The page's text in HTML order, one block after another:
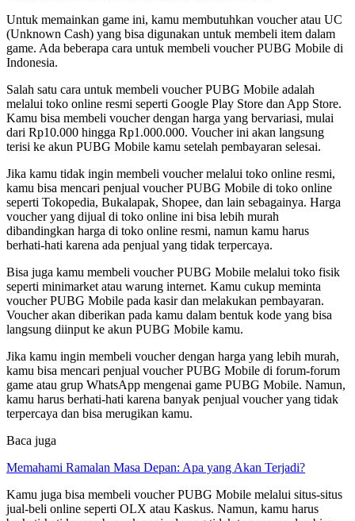
Untuk memainkan game ini, kamu membutuhkan voucher atau UC
(Unknown Cash) yang bisa digunakan untuk membeli item dalam
game. Ada beberapa cara untuk membeli voucher PUBG Mobile di
Indonesia.
Salah satu cara untuk membeli voucher PUBG Mobile adalah
melalui toko online resmi seperti Google Play Store dan App Store.
Kamu bisa membeli voucher dengan harga yang bervariasi, mulai
dari Rp10.000 hingga Rp1.000.000. Voucher ini akan langsung
terisi ke akun PUBG Mobile kamu setelah pembayaran selesai.
Jika kamu tidak ingin membeli voucher melalui toko online resmi,
kamu bisa mencari penjual voucher PUBG Mobile di toko online
seperti Tokopedia, Bukalapak, Shopee, dan lain sebagainya. Harga
voucher yang dijual di toko online ini bisa lebih murah
dibandingkan harga di toko online resmi, namun kamu harus
berhati-hati karena ada penjual yang tidak terpercaya.
Bisa juga kamu membeli voucher PUBG Mobile melalui toko fisik
seperti minimarket atau warung internet. Kamu cukup meminta
voucher PUBG Mobile pada kasir dan melakukan pembayaran.
Voucher akan diberikan pada kamu dalam bentuk kode yang bisa
langsung diinput ke akun PUBG Mobile kamu.
Jika kamu ingin membeli voucher dengan harga yang lebih murah,
kamu bisa mencari penjual voucher PUBG Mobile di forum-forum
game atau grup WhatsApp mengenai game PUBG Mobile. Namun,
kamu harus berhati-hati karena banyak penjual voucher yang tidak
terpercaya dan bisa merugikan kamu.
Baca juga
Memahami Ramalan Masa Depan: Apa yang Akan Terjadi?
Kamu juga bisa membeli voucher PUBG Mobile melalui situs-situs
jual-beli online seperti OLX atau Kaskus. Namun, kamu harus